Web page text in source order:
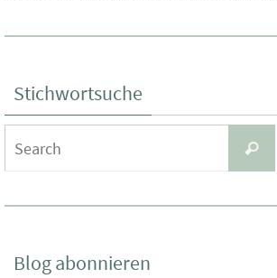
Stichwortsuche
Search
Blog abonnieren